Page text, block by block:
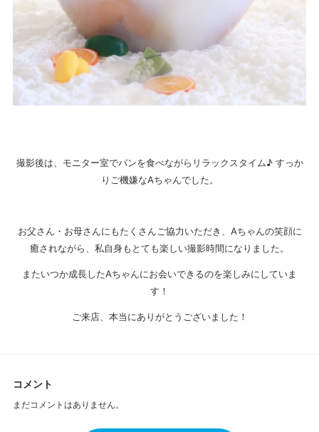
撮影後は、モニター室でパンを食べながらリラックスタイム♪ すっか
りご機嫌なAちゃんでした。
お父さん・お母さんにもたくさんご協力いただき、Aちゃんの笑顔に
癒されながら、私自身もとても楽しい撮影時間になりました。
またいつか成長したAちゃんにお会いできるのを楽しみにしていま
す！
ご来店、本当にありがとうございました！
コメント
まだコメントはありません。